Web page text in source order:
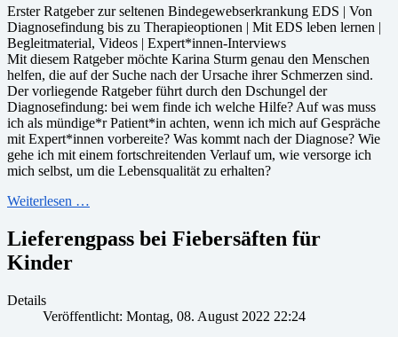
Erster Ratgeber zur seltenen Bindegewebserkrankung EDS | Von
Diagnosefindung bis zu Therapieoptionen | Mit EDS leben lernen |
Begleitmaterial, Videos | Expert*innen-Interviews
Mit diesem Ratgeber möchte Karina Sturm genau den Menschen
helfen, die auf der Suche nach der Ursache ihrer Schmerzen sind.
Der vorliegende Ratgeber führt durch den Dschungel der
Diagnosefindung: bei wem finde ich welche Hilfe? Auf was muss
ich als mündige*r Patient*in achten, wenn ich mich auf Gespräche
mit Expert*innen vorbereite? Was kommt nach der Diagnose? Wie
gehe ich mit einem fortschreitenden Verlauf um, wie versorge ich
mich selbst, um die Lebensqualität zu erhalten?
Weiterlesen …
Lieferengpass bei Fiebersäften für
Kinder
Details
Veröffentlicht: Montag, 08. August 2022 22:24